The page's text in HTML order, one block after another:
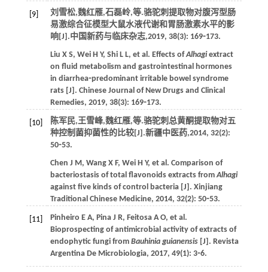
[9] 刘雪松,魏红雁,石磊岭,等.骆驼刺提取物对腹泻型肠
易激综合征模型大鼠水液代谢和胃肠激素水平的影
响[J].中国新药与临床杂志,2019, 38(3): 169⁃173.
Liu X S, Wei H Y, Shi L L, et al. Effects ofAlhagiextract
on fluid metabolism and gastrointestinal hormones
in diarrhea⁃predominant irritable bowel syndrome
rats [J]. Chinese Journal of New Drugs and Clinical
Remedies, 2019, 38(3): 169⁃173.
[10] 陈军民,王雪峰,魏红雁,等.骆驼刺总黄酮提取物对五
种控制菌抑菌性的比较[J].新疆中医药,2014, 32(2):
50⁃53.
Chen J M, Wang X F, Wei H Y, et al. Comparison of
bacteriostasis of total flavonoids extracts fromAlhagi
against five kinds of control bacteria [J]. Xinjiang
Traditional Chinese Medicine, 2014, 32(2): 50⁃53.
[11] Pinheiro E A, Pina J R, Feitosa A O, et al.
Bioprospecting of antimicrobial activity of extracts of
endophytic fungi from Bauhinia guianensis[J]. Revista
Argentina De Microbiologia, 2017, 49(1): 3⁃6.